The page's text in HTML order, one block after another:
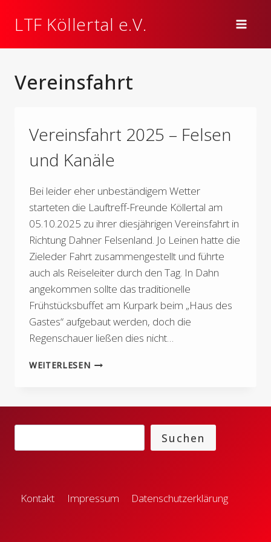
LTF Köllertal e.V.
Vereinsfahrt
Vereinsfahrt 2025 – Felsen
und Kanäle
Bei leider eher unbeständigem Wetter
starteten die Lauftreff-Freunde Köllertal am
05.10.2025 zu ihrer diesjährigen Vereinsfahrt in
Richtung Dahner Felsenland. Jo Leinen hatte die
Zieleder Fahrt zusammengestellt und führte
auch als Reiseleiter durch den Tag. In Dahn
angekommen sollte das traditionelle
Frühstücksbuffet am Kurpark beim „Haus des
Gastes“ aufgebaut werden, doch die
Regenschauer ließen dies nicht…
WEITERLESENVEREINSFAHRT
KANÄLE
Suchen
Kontakt Impressum Datenschutzerklärung